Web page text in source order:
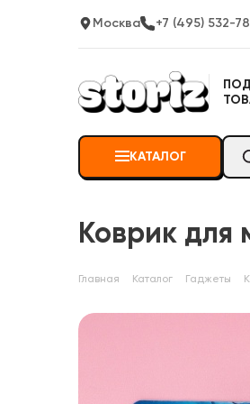
Москва +7 (495) 532-
КАТАЛОГ
Коврик
Главная Каталог Гаджеты